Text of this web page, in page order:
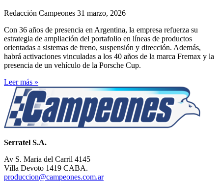
Redacción Campeones 31 marzo, 2026
Con 36 años de presencia en Argentina, la empresa refuerza su
estrategia de ampliación del portafolio en líneas de productos
orientadas a sistemas de freno, suspensión y dirección. Además,
habrá activaciones vinculadas a los 40 años de la marca Fremax y la
presencia de un vehículo de la Porsche Cup.
Leer más »
Serratel S.A.
Av S. Maria del Carril 4145
Villa Devoto 1419 CABA.
produccion@campeones.com.ar